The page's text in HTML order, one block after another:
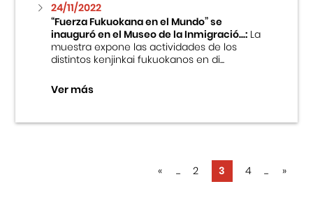
24/11/2022
“Fuerza Fukuokana en el Mundo” se
inauguró en el Museo de la Inmigració...:La
muestra expone las actividades de los
distintos kenjinkai fukuokanos en di...
Ver más
« ... 2 3 4 ... »